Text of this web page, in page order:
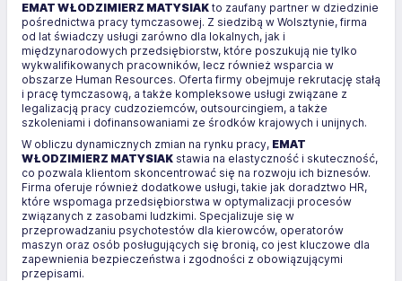
EMAT WŁODZIMIERZ MATYSIAK to zaufany partner w dziedzinie
pośrednictwa pracy tymczasowej. Z siedzibą w Wolsztynie, firma
od lat świadczy usługi zarówno dla lokalnych, jak i
międzynarodowych przedsiębiorstw, które poszukują nie tylko
wykwalifikowanych pracowników, lecz również wsparcia w
obszarze Human Resources. Oferta firmy obejmuje rekrutację stałą
i pracę tymczasową, a także kompleksowe usługi związane z
legalizacją pracy cudzoziemców, outsourcingiem, a także
szkoleniami i dofinansowaniami ze środków krajowych i unijnych.
W obliczu dynamicznych zmian na rynku pracy, EMAT
WŁODZIMIERZ MATYSIAK stawia na elastyczność i skuteczność,
co pozwala klientom skoncentrować się na rozwoju ich biznesów.
Firma oferuje również dodatkowe usługi, takie jak doradztwo HR,
które wspomaga przedsiębiorstwa w optymalizacji procesów
związanych z zasobami ludzkimi. Specjalizuje się w
przeprowadzaniu psychotestów dla kierowców, operatorów
maszyn oraz osób posługujących się bronią, co jest kluczowe dla
zapewnienia bezpieczeństwa i zgodności z obowiązującymi
przepisami.